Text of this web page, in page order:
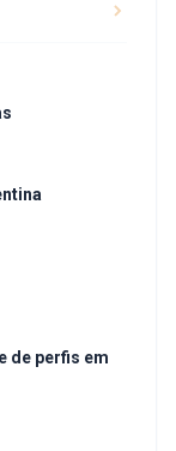
de perfis em